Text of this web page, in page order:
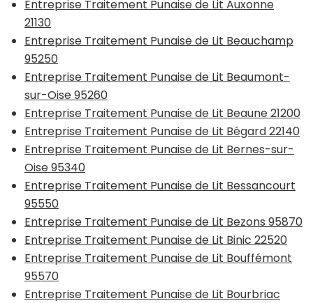
Entreprise Traitement Punaise de Lit Auxonne
21130
Entreprise Traitement Punaise de Lit Beauchamp
95250
Entreprise Traitement Punaise de Lit Beaumont-
sur-Oise 95260
Entreprise Traitement Punaise de Lit Beaune 21200
Entreprise Traitement Punaise de Lit Bégard 22140
Entreprise Traitement Punaise de Lit Bernes-sur-
Oise 95340
Entreprise Traitement Punaise de Lit Bessancourt
95550
Entreprise Traitement Punaise de Lit Bezons 95870
Entreprise Traitement Punaise de Lit Binic 22520
Entreprise Traitement Punaise de Lit Bouffémont
95570
Entreprise Traitement Punaise de Lit Bourbriac